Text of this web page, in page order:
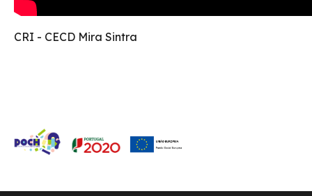
CRI - CECD Mira Sintra